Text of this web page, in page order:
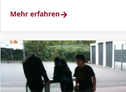
Mehr erfahren→